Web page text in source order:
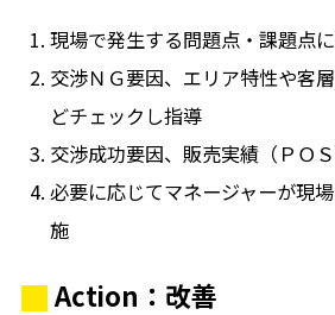
現場で発生する問題点・課題点
交渉ＮＧ要因、エリア特性や客
どチェックし指導
交渉成功要因、販売実績（ＰＯ
必要に応じてマネージャーが現
施
Action：改善